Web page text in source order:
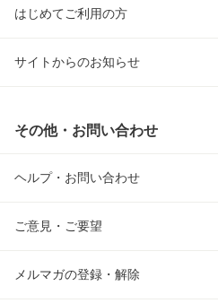
はじめてご利用の方
サイトからのお知らせ
その他・お問い合わせ
ヘルプ・お問い合わせ
ご意見・ご要望
メルマガの登録・解除